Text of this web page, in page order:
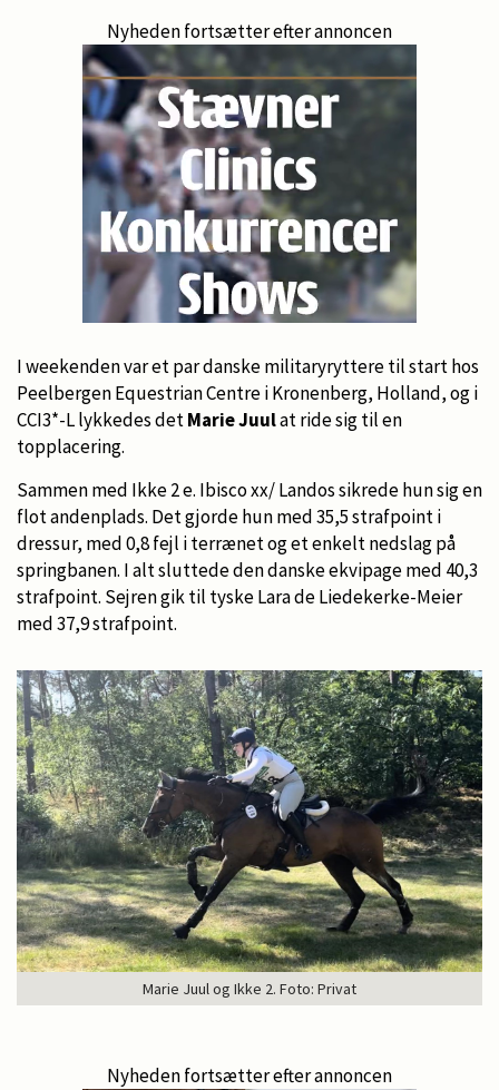
Nyheden fortsætter efter annoncen
I weekenden var et par danske militaryryttere til start hos
Peelbergen Equestrian Centre i Kronenberg, Holland, og i
CCI3*-L lykkedes detMarie Juulat ride sig til en
topplacering.
Sammen med Ikke 2 e. Ibisco xx/ Landos sikrede hun sig en
flot andenplads. Det gjorde hun med 35,5 strafpoint i
dressur, med 0,8 fejl i terrænet og et enkelt nedslag på
springbanen. I alt sluttede den danske ekvipage med 40,3
strafpoint. Sejren gik til tyske Lara de Liedekerke-Meier
med 37,9 strafpoint.
Marie Juul og Ikke 2. Foto: Privat
Nyheden fortsætter efter annoncen